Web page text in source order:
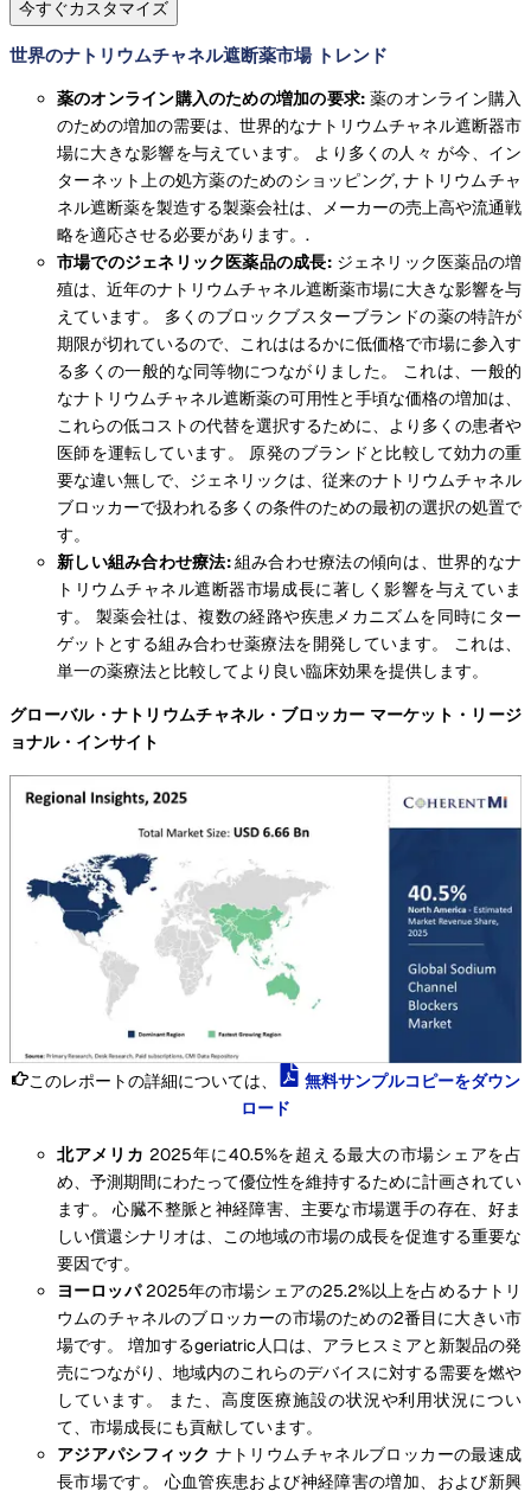
今すぐカスタマイズ
世界のナトリウムチャネル遮断薬市場 トレンド
薬のオンライン購入のための増加の要求: 薬のオンライン購入
のための増加の需要は、世界的なナトリウムチャネル遮断器市
場に大きな影響を与えています。 より多くの人々 が今、イン
ターネット上の処方薬のためのショッピング, ナトリウムチャ
ネル遮断薬を製造する製薬会社は、メーカーの売上高や流通戦
略を適応させる必要があります。.
市場でのジェネリック医薬品の成長:ジェネリック医薬品の増
殖は、近年のナトリウムチャネル遮断薬市場に大きな影響を与
えています。 多くのブロックブスターブランドの薬の特許が
期限が切れているので、これははるかに低価格で市場に参入す
る多くの一般的な同等物につながりました。 これは、一般的
なナトリウムチャネル遮断薬の可用性と手頃な価格の増加は、
これらの低コストの代替を選択するために、より多くの患者や
医師を運転しています。 原発のブランドと比較して効力の重
要な違い無しで、ジェネリックは、従来のナトリウムチャネル
ブロッカーで扱われる多くの条件のための最初の選択の処置で
す。
新しい組み合わせ療法:組み合わせ療法の傾向は、世界的なナ
トリウムチャネル遮断器市場成長に著しく影響を与えていま
す。 製薬会社は、複数の経路や疾患メカニズムを同時にター
ゲットとする組み合わせ薬療法を開発しています。 これは、
単一の薬療法と比較してより良い臨床効果を提供します。
グローバル・ナトリウムチャネル・ブロッカー マーケット・リージ
ョナル・インサイト
このレポートの詳細については、
無料サンプルコピーをダウン
ロード
北アメリカ 2025年に40.5%を超える最大の市場シェアを占
め、予測期間にわたって優位性を維持するために計画されてい
ます。 心臓不整脈と神経障害、主要な市場選手の存在、好ま
しい償還シナリオは、この地域の市場の成長を促進する重要な
要因です。
ヨーロッパ2025年の市場シェアの25.2%以上を占めるナトリ
ウムのチャネルのブロッカーの市場のための2番目に大きい市
場です。 増加するgeriatric人口は、アラヒスミアと新製品の発
売につながり、地域内のこれらのデバイスに対する需要を燃や
しています。 また、高度医療施設の状況や利用状況につい
て、市場成長にも貢献しています。
アジアパシフィック ナトリウムチャネルブロッカーの最速成
長市場です。 心血管疾患および神経障害の増加、および新興